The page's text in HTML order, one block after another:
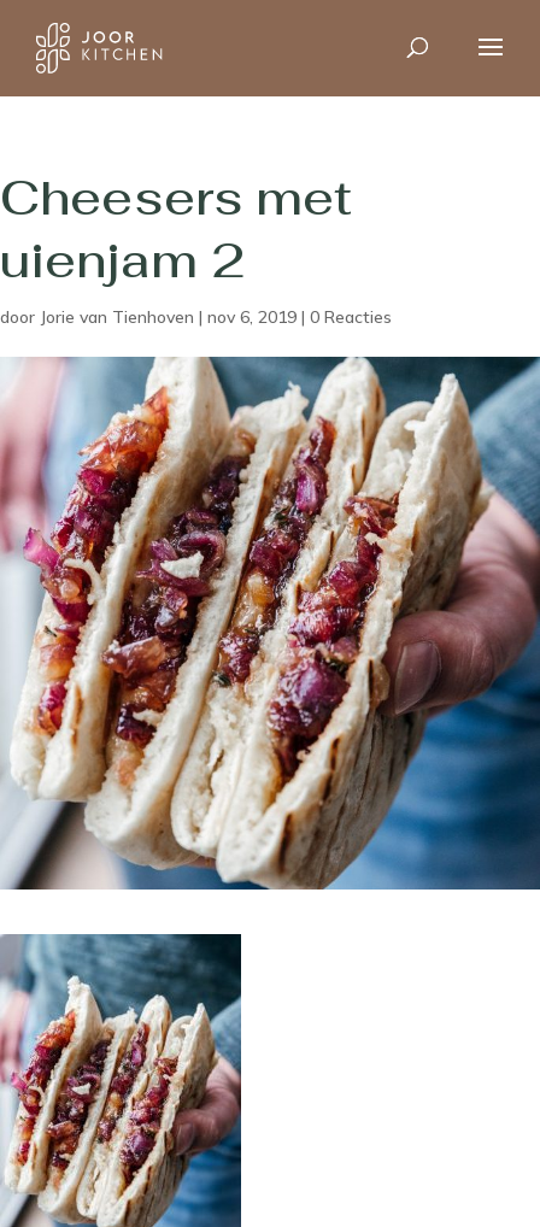
Cheesers met
uienjam 2
door Jorie van Tienhoven | nov 6, 2019 | 0 Reacties